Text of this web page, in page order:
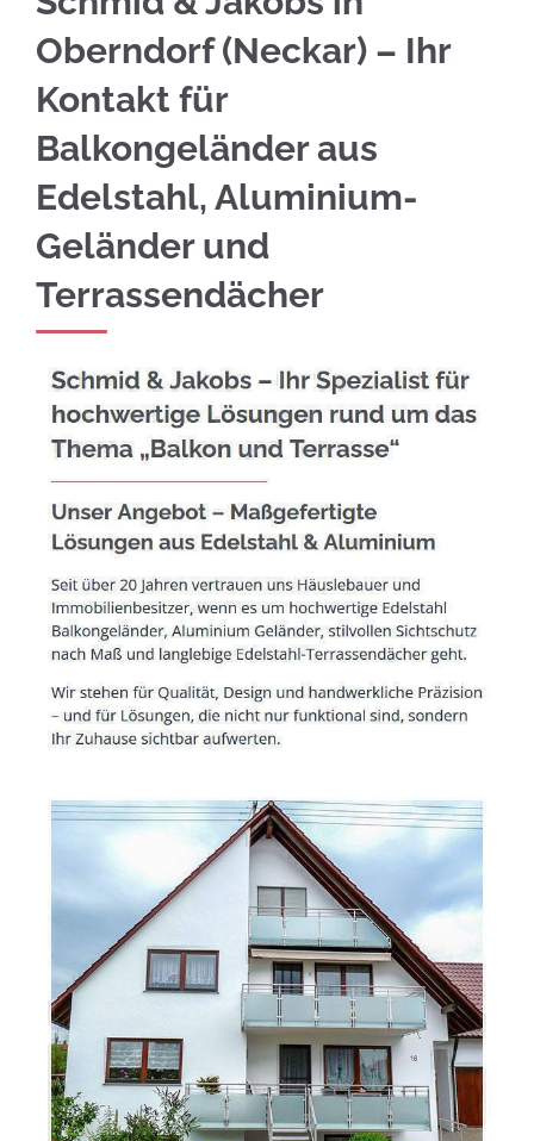
Oberndorf (Neckar) – Ihr
Kontakt für
Balkongeländer aus
Edelstahl, Aluminium-
Geländer und
Terrassendächer